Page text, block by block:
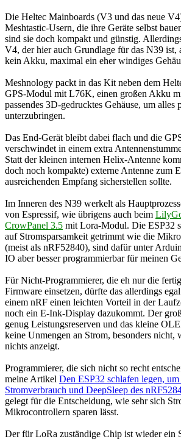
Die Heltec Mainboards (V3 und das neue
Meshtastic-Usern, die ihre Geräte selbst
sind sie doch kompakt und günstig.
V4, der hier auch Grundlage für das N39 ist,
kein Akku, maximal ein eher windiges
Meshnology packt in das Kit neben dem
GPS-Modul mit L76K, einen großen Akku
passendes 3D-gedrucktes Gehäuse, um alles
unterzubringen.
Das End-Gerät bleibt dabei flach und die
verschwindet in einem extra
Statt der kleinen internen Helix-Antenne
doch noch kompakte) externe Antenne zum
ausreichenden Empfang sicherstellen sollte.
Im Inneren des N39 werkelt als
von Espressif, wie übrigens auch beim
CrowPanel 3.5 mit Lora-Modul. Die ESP32
auf Stromsparsamkeit getrimmt wie die
(meist als nRF52840), sind dafür unter
IO aber besser programmierbar für meinen
Für Nicht-Programmierer, die eh nur die
Firmware einsetzen, dürfte das allerdings
einem nRF einen leichten Vorteil in der
noch ein E-Ink-Display dazukommt. Der
genug Leistungsreserven und das kleine
keine Unmengen an Strom, besonders nicht,
nichts anzeigt.
Programmierer, die sich nicht so recht
meine Artikel Den ESP32 schlafen legen,
Stromverbrauch und DeepSleep des
gelegt für die Entscheidung, wie sehr sich
Mikrocontrollern sparen lässt.
Der für LoRa zuständige Chip ist wieder ein